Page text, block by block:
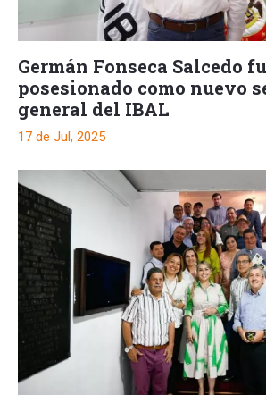
Germán Fonseca Salcedo
posesionado como nuevo
general del IBAL
17 de Jul, 2025